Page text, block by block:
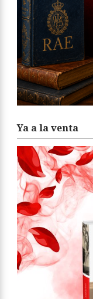
Ya a la venta